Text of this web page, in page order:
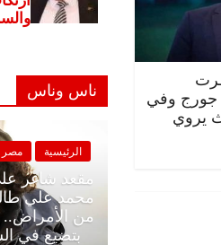
جورج وفي
يروي
ناس وناس
على الإفطار وبلكونة بلا زينة
د. عبدالخالق فاروق خبير
في انتظار حلم الحرية ولمة